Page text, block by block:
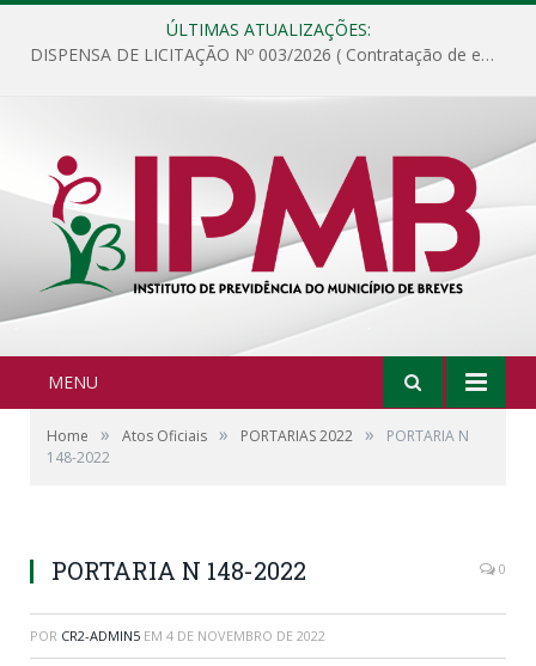
ÚLTIMAS ATUALIZAÇÕES:
DISPENSA DE LICITAÇÃO Nº 003/2026 ( Contratação de empresa para fornecimento de gêneros alimentícios não perecíveis, materiais de expediente, descartáveis, copa e cozinha, para análise e posterior publicação.)
MENU
Home » Atos Oficiais » PORTARIAS 2022 »
PORTARIA N
148-2022
PORTARIA N 148-2022 0
POR CR2-ADMIN5 EM 4 DE NOVEMBRO DE 2022